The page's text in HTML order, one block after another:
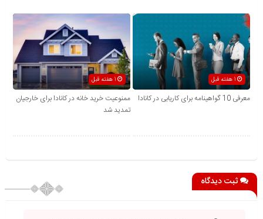
1 هفته قبل
معرفی 10 گواهینامه برای کاریابی در کانادا
ممنوعیت خرید خانه در کانادا برای خارجیان
تمدید شد
ثبت دیدگاه